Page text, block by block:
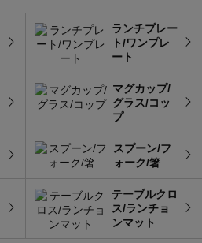
ランチプレー
ト/ワンプレ
ート
マグカップ/
グラス/コッ
プ
スプーン/フ
ォーク/箸
テーブルクロ
ス/ランチョ
ンマット